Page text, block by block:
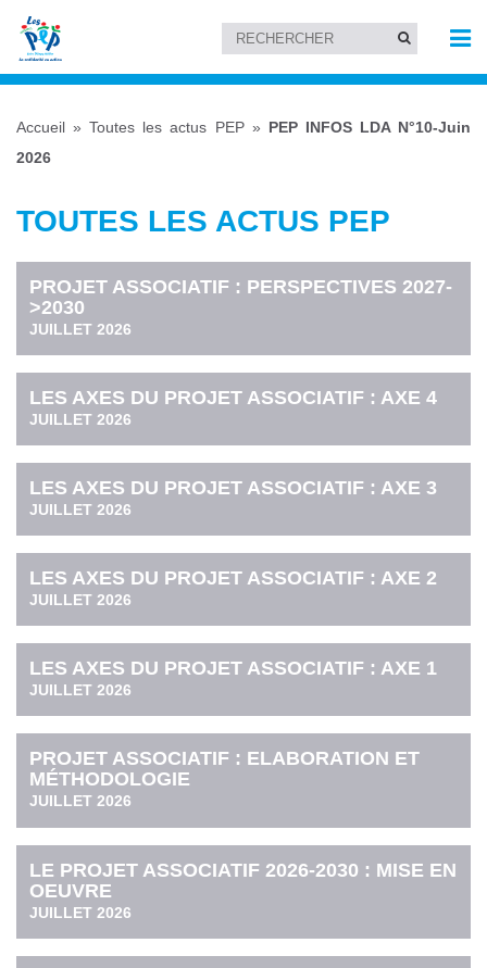
Accueil »Toutes les actus PEP» PEP INFOS LDA N°10-Juin
2026
TOUTES LES ACTUS PEP
PROJET ASSOCIATIF : PERSPECTIVES 2027-
>2030
JUILLET 2026
LES AXES DU PROJET ASSOCIATIF : AXE 4
JUILLET 2026
LES AXES DU PROJET ASSOCIATIF : AXE 3
JUILLET 2026
LES AXES DU PROJET ASSOCIATIF : AXE 2
JUILLET 2026
LES AXES DU PROJET ASSOCIATIF : AXE 1
JUILLET 2026
PROJET ASSOCIATIF : ELABORATION ET
MÉTHODOLOGIE
JUILLET 2026
LE PROJET ASSOCIATIF 2026-2030 : MISE EN
OEUVRE
JUILLET 2026